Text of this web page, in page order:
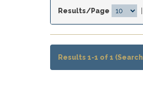
Results/Page
Results 1-1 of 1